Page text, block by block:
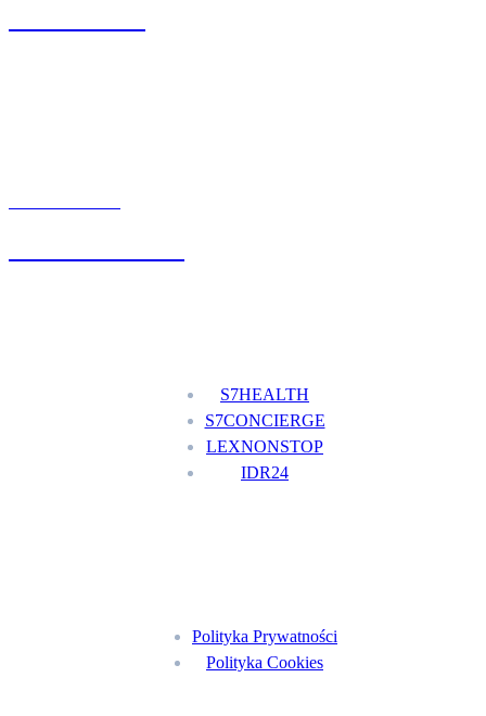
S7HEALTH
S7CONCIERGE
LEXNONSTOP
IDR24
Polityka Prywatności
Polityka Cookies